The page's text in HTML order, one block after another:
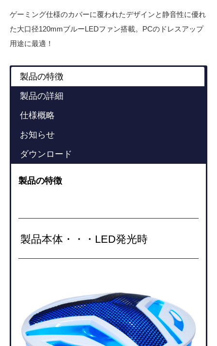
ゲーミング仕様のカバーに覆われたデザインと静音性に優れ
た大口径120mmブルーLEDファン搭載。PCのドレスアップ
用途に最適！
製品の特徴
製品の詳細
仕様概略
お知らせ
ダウンロード
製品の特徴
製品本体・・・LED発光時